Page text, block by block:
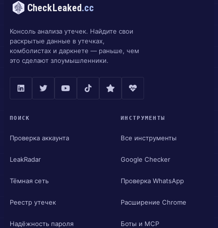
CheckLeaked.cc
Консоль анализа утечек. Найдите свои
раскрытые данные в утечках,
комболистах и даркнете — раньше, чем
это сделают злоумышленники.
ПОИСК
Проверка аккаунта
LeakRadar
Тёмная сеть
Реестр утечек
Надёжность пароля
ИНСТРУМЕНТЫ
Все инструменты
Google Checker
Проверка WhatsApp
Расширение Chrome
Боты и MCP